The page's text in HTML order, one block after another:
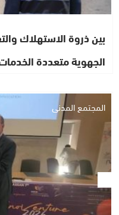
بين ذروة الاستهلاك
الجهوية متعددة
المجتمع المدني